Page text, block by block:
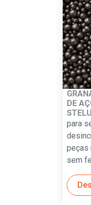
DE
para
peças
sem